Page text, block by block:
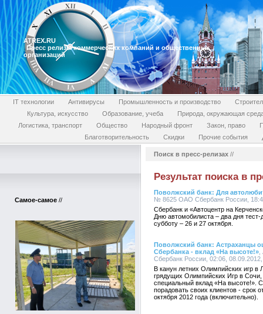
ATREX.RU
Пресс релизы коммерческих компаний и общественных
организаций
IT технологии Антивирусы Промышленность и производство
Культура, искусство
Образование, учеба
Природа, окружающая
Логистика, транспорт
Общество Народный фронт Закон, право
Благотворительность
Скидки Прочие события
Самое-самое //
Поиск в пресс-релизах //
Результат поиска в
Поволжский банк: Для
№ 8625 ОАО Сбербанк России,
Сбербанк и «Автоцентр на
Дню автомобилиста – два дня
субботу – 26 и 27 октября.
Поволжский банк: Астраханцы
Сбербанка - вклад «На высоте!»
Сбербанк России, 02:06, 08.09.2012,
В канун летних Олимпийских игр в
грядущих Олимпийских Игр в
специальный вклад «На высоте!».
порадовать своих клиентов -
октября 2012 года (включительно).